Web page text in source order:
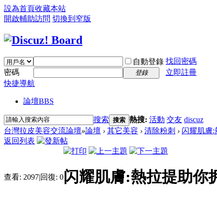
設為首頁收藏本站
開啟輔助訪問 切換到窄版
自動登錄 找回密碼
密碼
登錄
立即註冊
快捷導航
論壇BBS
搜索 搜索 熱搜: 活動 交友 discuz
台灣拉皮美容交流論壇»論壇 › 其它美容 › 清除粉刺 › 闪耀肌膚
返回列表
查看: 2097|回復: 0闪耀肌膚:熱拉提助你